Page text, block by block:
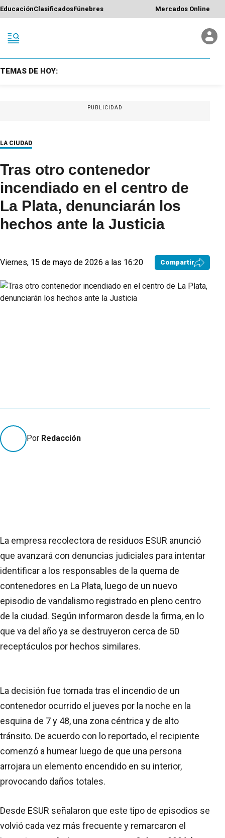
EducaciónClasificadosFúnebres Mercados Online
TEMAS DE HOY:
PUBLICIDAD
LA CIUDAD
Tras otro contenedor
incendiado en el centro de
La Plata, denunciarán los
hechos ante la Justicia
Viernes, 15 de mayo de 2026 a las 16:20 Compartir
Por Redacción
La empresa recolectora de residuos ESUR anunció
que avanzará con denuncias judiciales para intentar
identificar a los responsables de la quema de
contenedores en La Plata, luego de un nuevo
episodio de vandalismo registrado en pleno centro
de la ciudad. Según informaron desde la firma, en lo
que va del año ya se destruyeron cerca de 50
receptáculos por hechos similares.
La decisión fue tomada tras el incendio de un
contenedor ocurrido el jueves por la noche en la
esquina de 7 y 48, una zona céntrica y de alto
tránsito. De acuerdo con lo reportado, el recipiente
comenzó a humear luego de que una persona
arrojara un elemento encendido en su interior,
provocando daños totales.
Desde ESUR señalaron que este tipo de episodios se
volvió cada vez más frecuente y remarcaron el